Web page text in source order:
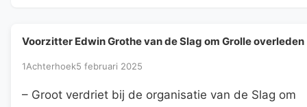
Voorzitter Edwin Grothe van de Slag om Grolle overleden
1Achterhoek5 februari 2025
– Groot verdriet bij de organisatie van de Slag om